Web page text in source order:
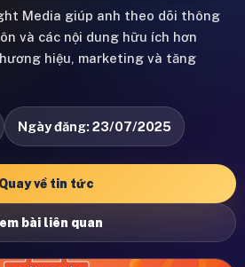
Media giúp anh theo dõi thông
và các nội dung hữu ích hơn
hiệu, marketing và tăng
Ngày đăng: 23/07/2025
Quay về tin tức
bài liên quan